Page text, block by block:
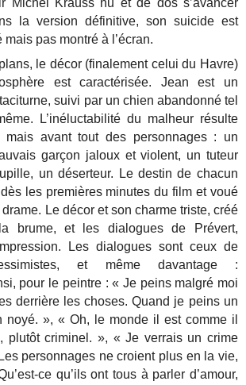
la version définitive, son suicide est
pas montré à l’écran.
le décor (finalement celui du Havre)
est caractérisée. Jean est un
suivi par un chien abandonné tel
L’inéluctabilité du malheur résulte
avant tout des personnages : un
garçon jaloux et violent, un tuteur
un déserteur. Le destin de chacun
les premières minutes du film et voué
Le décor et son charme triste, créé
brume, et les dialogues de Prévert,
Les dialogues sont ceux de
et même davantage :
pour le peintre : « Je peins malgré moi
derrière les choses. Quand je peins un
noyé. », « Oh, le monde il est comme il
plutôt criminel. », « Je verrais un crime
personnages ne croient plus en la vie,
ce qu’ils ont tous à parler d’amour,